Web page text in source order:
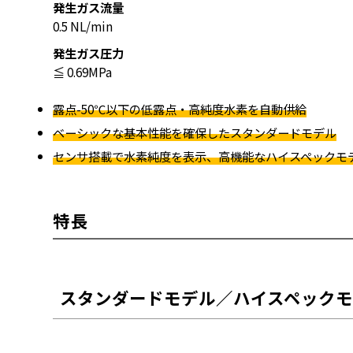
発生ガス流量
0.5 NL/min
発生ガス圧力
≦ 0.69MPa
露点-50℃以下の低露点・高純度水素を自動供給
ベーシックな基本性能を確保したスタンダードモデル
センサ搭載で水素純度を表示、高機能なハイスペックモ
特長
スタンダードモデル／ハイスペック